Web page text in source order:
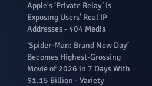
Apple's ‘Private Relay’ Is
Exposing Users’ Real IP
Addresses - 404 Media
‘Spider-Man: Brand New Day’
Becomes Highest-Grossing
Movie of 2026 in 7 Days With
$1.15 Billion - Variety